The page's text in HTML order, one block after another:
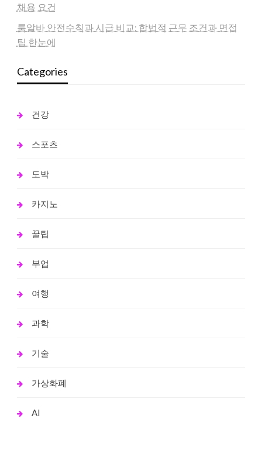
채용 요건
룸알바 안전수칙과 시급 비교: 합법적 근무 조건과 면접
팁 한눈에
Categories
건강
스포츠
도박
카지노
꿀팁
부업
여행
과학
기술
가상화폐
AI